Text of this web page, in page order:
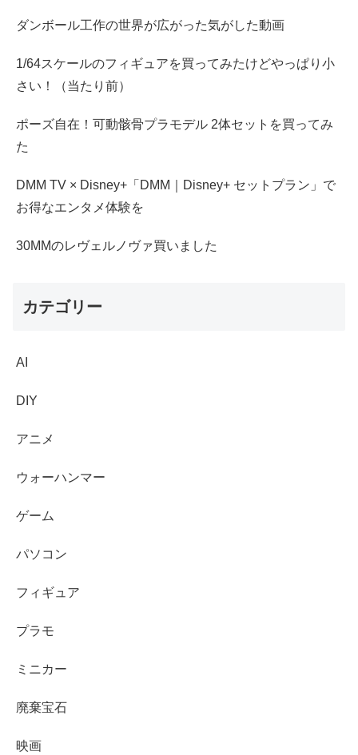
ダンボール工作の世界が広がった気がした動画
1/64スケールのフィギュアを買ってみたけどやっぱり小
さい！（当たり前）
ポーズ自在！可動骸骨プラモデル 2体セットを買ってみ
た
DMM TV × Disney+「DMM｜Disney+ セットプラン」で
お得なエンタメ体験を
30MMのレヴェルノヴァ買いました
カテゴリー
AI
DIY
アニメ
ウォーハンマー
ゲーム
パソコン
フィギュア
プラモ
ミニカー
廃棄宝石
映画